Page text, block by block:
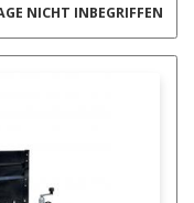
NICHT INBEGRIFFEN